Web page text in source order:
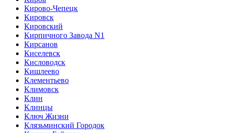
Кирово-Чепецк
Кировск
Кировский
Кирпичного Завода N1
Кирсанов
Киселевск
Кисловодск
Кишлеево
Клементьево
Климовск
Клин
Клинцы
Ключ Жизни
Клязьминский Городок